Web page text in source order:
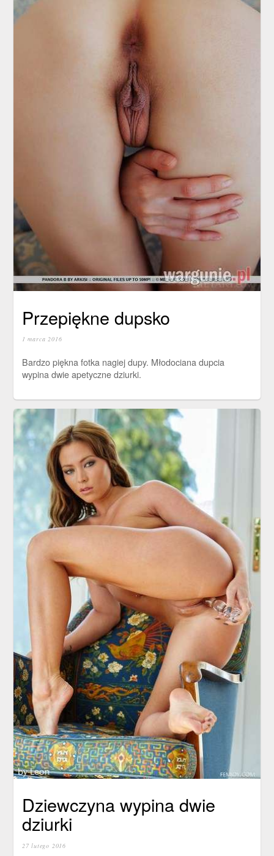
Przepiękne dupsko
1 marca 2016
Bardzo piękna fotka nagiej dupy. Młodociana dupcia
wypina dwie apetyczne dziurki.
Dziewczyna wypina dwie
dziurki
27 lutego 2016